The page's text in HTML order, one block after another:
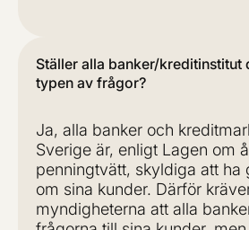
Ställer alla banker/kreditinstitut
typen av frågor?
Ja, alla banker och
Sverige är, enligt Lagen om
penningtvätt, skyldiga att ha
om sina kunder. Därför
myndigheterna att alla